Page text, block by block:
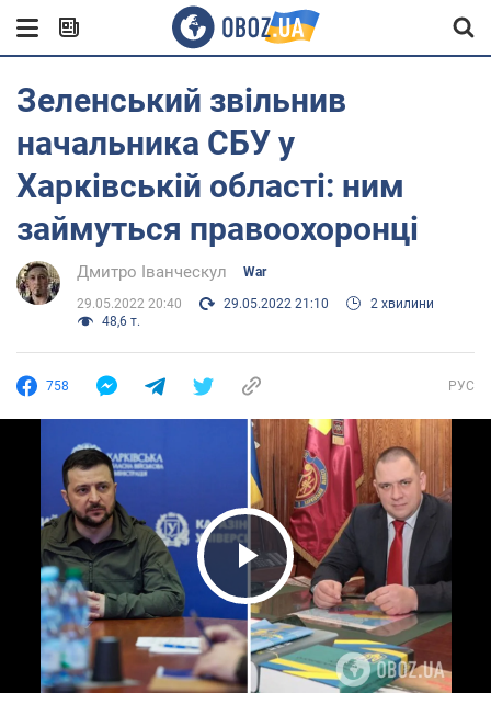
Зеленський звільнив
начальника СБУ у
Харківській області: ним
займуться правоохоронці
Дмитро Іванческул War
29.05.2022 20:40 29.05.2022 21:10
2 хвилини
48,6 т.
758 РУС
Play Video